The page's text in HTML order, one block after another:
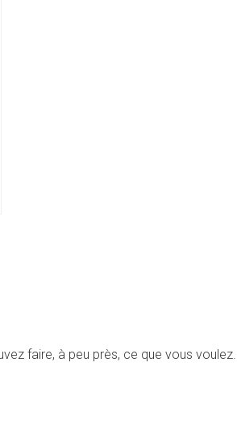
faire, à peu près, ce que vous voulez.